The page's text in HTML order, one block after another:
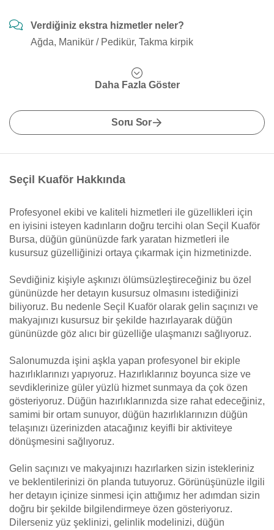
Verdiğiniz ekstra hizmetler neler?
Ağda, Manikür / Pedikür, Takma kirpik
Daha Fazla Göster
Soru Sor
Seçil Kuaför Hakkında
Profesyonel ekibi ve kaliteli hizmetleri ile güzellikleri için
en iyisini isteyen kadınların doğru tercihi olan Seçil Kuaför
Bursa, düğün gününüzde fark yaratan hizmetleri ile
kusursuz güzelliğinizi ortaya çıkarmak için hizmetinizde.
Sevdiğiniz kişiyle aşkınızı ölümsüzleştireceğiniz bu özel
gününüzde her detayın kusursuz olmasını istediğinizi
biliyoruz. Bu nedenle Seçil Kuaför olarak gelin saçınızı ve
makyajınızı kusursuz bir şekilde hazırlayarak düğün
gününüzde göz alıcı bir güzelliğe ulaşmanızı sağlıyoruz.
Salonumuzda işini aşkla yapan profesyonel bir ekiple
hazırlıklarınızı yapıyoruz. Hazırlıklarınız boyunca size ve
sevdiklerinize güler yüzlü hizmet sunmaya da çok özen
gösteriyoruz. Düğün hazırlıklarınızda size rahat edeceğiniz,
samimi bir ortam sunuyor, düğün hazırlıklarınızın düğün
telaşınızı üzerinizden atacağınız keyifli bir aktiviteye
dönüşmesini sağlıyoruz.
Gelin saçınızı ve makyajınızı hazırlarken sizin istekleriniz
ve beklentilerinizi ön planda tutuyoruz. Görünüşünüzle ilgili
her detayın içinize sinmesi için attığımız her adımdan sizin
doğru bir şekilde bilgilendirmeye özen gösteriyoruz.
Dilerseniz yüz şeklinizi, gelinlik modelinizi, düğün